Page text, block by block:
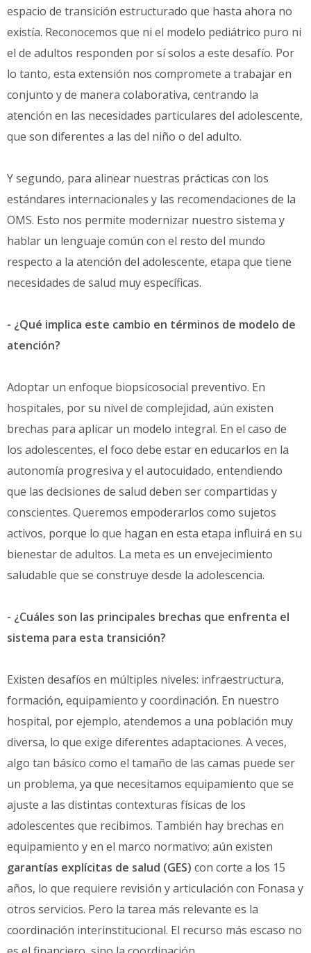
espacio de transición estructurado que hasta ahora no
existía. Reconocemos que ni el modelo pediátrico puro ni
el de adultos responden por sí solos a este desafío. Por
lo tanto, esta extensión nos compromete a trabajar en
conjunto y de manera colaborativa, centrando la
atención en las necesidades particulares del adolescente,
que son diferentes a las del niño o del adulto.
Y segundo, para alinear nuestras prácticas con los
estándares internacionales y las recomendaciones de la
OMS. Esto nos permite modernizar nuestro sistema y
hablar un lenguaje común con el resto del mundo
respecto a la atención del adolescente, etapa que tiene
necesidades de salud muy específicas.
- ¿Qué implica este cambio en términos de modelo de
atención?
Adoptar un enfoque biopsicosocial preventivo. En
hospitales, por su nivel de complejidad, aún existen
brechas para aplicar un modelo integral. En el caso de
los adolescentes, el foco debe estar en educarlos en la
autonomía progresiva y el autocuidado, entendiendo
que las decisiones de salud deben ser compartidas y
conscientes. Queremos empoderarlos como sujetos
activos, porque lo que hagan en esta etapa influirá en su
bienestar de adultos. La meta es un envejecimiento
saludable que se construye desde la adolescencia.
- ¿Cuáles son las principales brechas que enfrenta el
sistema para esta transición?
Existen desafíos en múltiples niveles: infraestructura,
formación, equipamiento y coordinación. En nuestro
hospital, por ejemplo, atendemos a una población muy
diversa, lo que exige diferentes adaptaciones. A veces,
algo tan básico como el tamaño de las camas puede ser
un problema, ya que necesitamos equipamiento que se
ajuste a las distintas contexturas físicas de los
adolescentes que recibimos. También hay brechas en
equipamiento y en el marco normativo; aún existen
garantías explícitas de salud (GES) con corte a los 15
años, lo que requiere revisión y articulación con Fonasa y
otros servicios. Pero la tarea más relevante es la
coordinación interinstitucional. El recurso más escaso no